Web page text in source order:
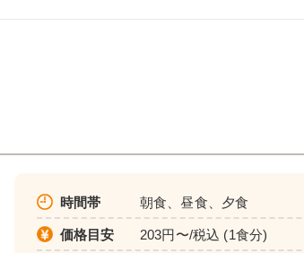
時間帯 朝食、昼食、夕食
価格目安 203円〜/税込 (1食分)